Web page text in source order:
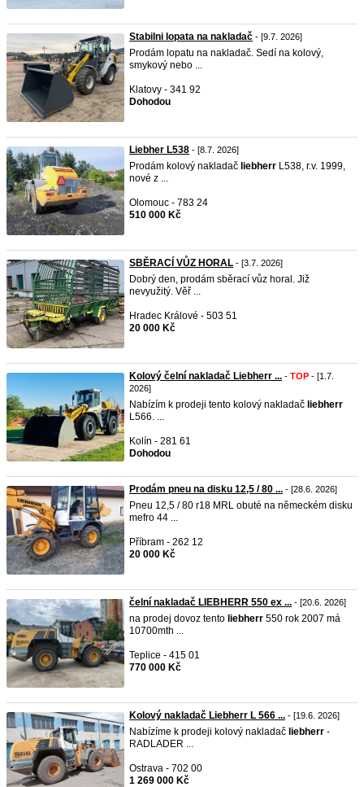
Stabilni lopata na nakladač - [9.7. 2026]
Prodám lopatu na nakladač. Sedí na kolový,
smykový nebo ...
Klatovy - 341 92
Dohodou
Liebher L538 - [8.7. 2026]
Prodám kolový nakladač liebherr L538, r.v. 1999,
nové z ...
Olomouc - 783 24
510 000 Kč
SBĚRACÍ VŮZ HORAL - [3.7. 2026]
Dobrý den, prodám sběrací vůz horal. Již
nevyužitý. Věř ...
Hradec Králové - 503 51
20 000 Kč
Kolový čelní nakladač Liebherr ... - TOP - [1.7.
2026]
Nabízím k prodeji tento kolový nakladač liebherr
L566. ...
Kolín - 281 61
Dohodou
Prodám pneu na disku 12,5 / 80 ... - [28.6. 2026]
Pneu 12,5 / 80 r18 MRL obuté na německém disku
mefro 44 ...
Příbram - 262 12
20 000 Kč
čelní nakladač LIEBHERR 550 ex ... - [20.6. 2026]
na prodej dovoz tento liebherr 550 rok 2007 má
10700mth ...
Teplice - 415 01
770 000 Kč
Kolový nakladač Liebherr L 566 ... - [19.6. 2026]
Nabízíme k prodeji kolový nakladač liebherr -
RADLADER ...
Ostrava - 702 00
1 269 000 Kč